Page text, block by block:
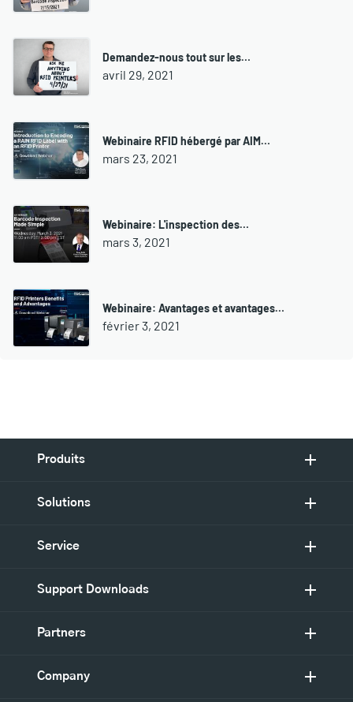
Demandez-nous tout sur les…
avril 29, 2021
Webinaire RFID hébergé par AIM…
mars 23, 2021
Webinaire: L'inspection des…
mars 3, 2021
Webinaire: Avantages et avantages…
février 3, 2021
Produits
Solutions
Service
Support Downloads
Partners
Company